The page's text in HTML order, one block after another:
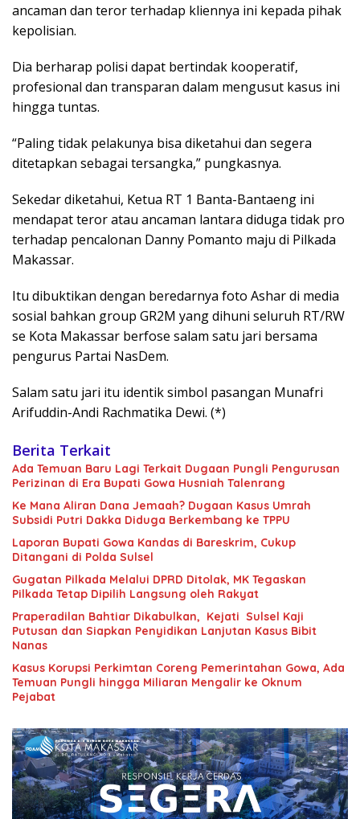
ancaman dan teror terhadap kliennya ini kepada pihak
kepolisian.
Dia berharap polisi dapat bertindak kooperatif,
profesional dan transparan dalam mengusut kasus ini
hingga tuntas.
“Paling tidak pelakunya bisa diketahui dan segera
ditetapkan sebagai tersangka,” pungkasnya.
Sekedar diketahui, Ketua RT 1 Banta-Bantaeng ini
mendapat teror atau ancaman lantara diduga tidak pro
terhadap pencalonan Danny Pomanto maju di Pilkada
Makassar.
Itu dibuktikan dengan beredarnya foto Ashar di media
sosial bahkan group GR2M yang dihuni seluruh RT/RW
se Kota Makassar berfose salam satu jari bersama
pengurus Partai NasDem.
Salam satu jari itu identik simbol pasangan Munafri
Arifuddin-Andi Rachmatika Dewi. (*)
Berita Terkait
Ada Temuan Baru Lagi Terkait Dugaan Pungli Pengurusan
Perizinan di Era Bupati Gowa Husniah Talenrang
Ke Mana Aliran Dana Jemaah? Dugaan Kasus Umrah
Subsidi Putri Dakka Diduga Berkembang ke TPPU
Laporan Bupati Gowa Kandas di Bareskrim, Cukup
Ditangani di Polda Sulsel
Gugatan Pilkada Melalui DPRD Ditolak, MK Tegaskan
Pilkada Tetap Dipilih Langsung oleh Rakyat
Praperadilan Bahtiar Dikabulkan, Kejati Sulsel Kaji
Putusan dan Siapkan Penyidikan Lanjutan Kasus Bibit
Nanas
Kasus Korupsi Perkimtan Coreng Pemerintahan Gowa, Ada
Temuan Pungli hingga Miliaran Mengalir ke Oknum
Pejabat